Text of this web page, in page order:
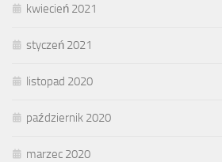
kwiecień 2021
styczeń 2021
listopad 2020
październik 2020
marzec 2020